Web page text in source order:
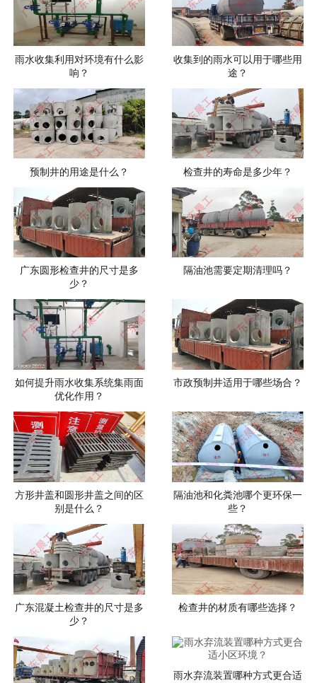
雨水收集利用对环境有什么影
响？
收集到的雨水可以用于哪些用
途？
预制井的用途是什么？ 检查井的寿命是多少年？
广东圆形检查井的尺寸是多
少？
隔油池需要定期清理吗？
如何提升雨水收集系统集雨面
优化作用？
市政预制井适用于哪些场合？
方形井盖和圆形井盖之间的区
别是什么？
隔油池和化粪池哪个更环保一
些？
广东混凝土检查井的尺寸是多
少？
检查井的材质有哪些选择？
雨水弃流装置哪种方式更合适